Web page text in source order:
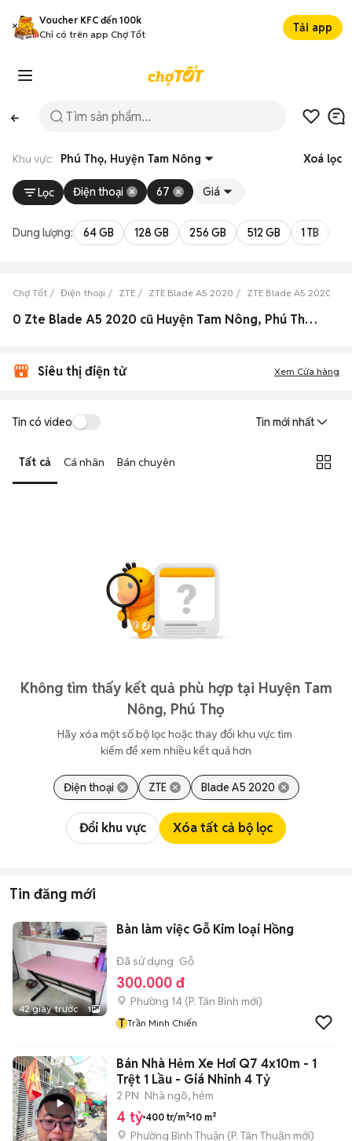
Voucher KFC đến 100k
Chỉ có trên app Chợ Tốt
Tải app
Khu vực: Phú Thọ, Huyện Tam Nông Xoá lọc
Lọc Điện thoại 67 Giá
Dung lượng: 64 GB 128 GB 256 GB 512 GB 1 TB
Chợ Tốt Điện thoại ZTE ZTE Blade A5 2020 ZTE Blade A5 2020 Phú
0 Zte Blade A5 2020 cũ Huyện Tam Nông, Phú Thọ đẹp
Siêu thị điện tử Xem Cửa hàng
Tin có video Tin mới nhất
Tất cả Cá nhân Bán chuyên
Không tìm thấy kết quả phù hợp tại Huyện Tam
Nông, Phú Thọ
Hãy xóa một số bộ lọc hoặc thay đổi khu vực tìm
kiếm để xem nhiều kết quả hơn
Điện thoại ZTE Blade A5 2020
Đổi khu vực Xóa tất cả bộ lọc
Tin đăng mới
42 giây trước 1
Bàn làm việc Gỗ Kim loại Hồng
Đã sử dụng Gỗ
300.000 đ
Phường 14 (P. Tân Bình mới)
T Trần Minh Chiến
Bán Nhà Hẻm Xe Hơi Q7 4x10m - 1
Trệt 1 Lầu - Giá Nhỉnh 4 Tỷ
2 PN Nhà ngõ, hẻm
4 tỷ 400 tr/m² 10 m²
Phường Bình Thuận (P. Tân Thuận mới)